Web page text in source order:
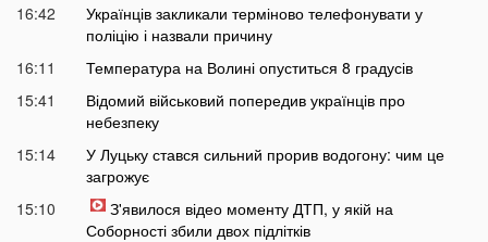
16:42
Українців закликали терміново телефонувати у
поліцію і назвали причину
16:11
Температура на Волині опуститься 8 градусів
15:41
Відомий військовий попередив українців про
небезпеку
15:14
У Луцьку стався сильний прорив водогону: чим це
загрожує
15:10
З'явилося відео моменту ДТП, у якій на
Соборності збили двох підлітків